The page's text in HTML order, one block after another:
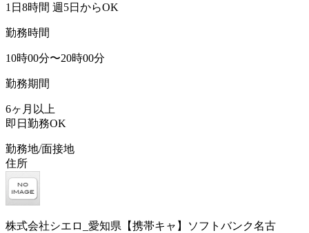
1日8時間 週5日からOK
勤務時間
10時00分〜20時00分
勤務期間
6ヶ月以上
即日勤務OK
勤務地/面接地
住所
株式会社シエロ_愛知県【携帯キャ】ソフトバンク名古